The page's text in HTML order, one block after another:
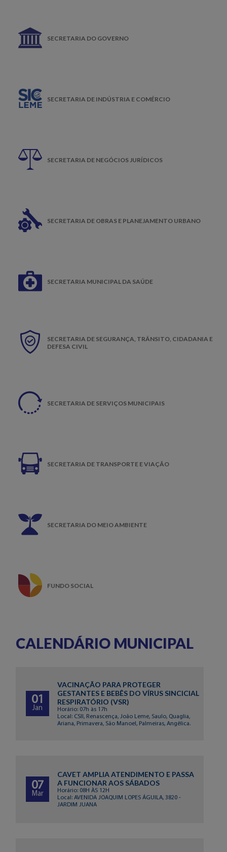
SECRETARIA DO GOVERNO
SECRETARIA DE INDÚSTRIA E COMÉRCIO
SECRETARIA DE NEGÓCIOS JURÍDICOS
SECRETARIA DE OBRAS E PLANEJAMENTO URBANO
SECRETARIA MUNICIPAL DA SAÚDE
SECRETARIA DE SEGURANÇA, TRÂNSITO, CIDADANIA E
DEFESA CIVIL
SECRETARIA DE SERVIÇOS MUNICIPAIS
SECRETARIA DE TRANSPORTE E VIAÇÃO
SECRETARIA DO MEIO AMBIENTE
FUNDO SOCIAL
CALENDÁRIO MUNICIPAL
01
Jan
VACINAÇÃO PARA PROTEGER
GESTANTES E BEBÊS DO VÍRUS SINCICIAL
RESPIRATÓRIO (VSR)
Horário: 07h às 17h
Local: CSII, Renascença, João Leme, Saulo, Quaglia,
Ariana, Primavera, São Manoel, Palmeiras, Angêlica.
07
Mar
CAVET AMPLIA ATENDIMENTO E PASSA
A FUNCIONAR AOS SÁBADOS
Horário: 08H ÀS 12H
Local: AVENIDA JOAQUIM LOPES ÁGUILA, 3820 -
JARDIM JUANA